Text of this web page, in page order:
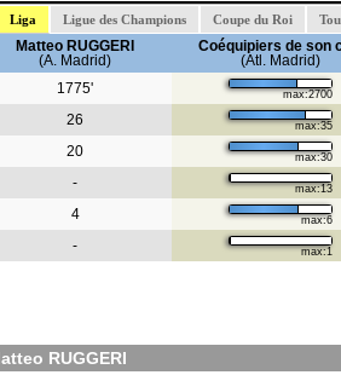
Liga Ligue des Champions Coupe du Roi
Matteo RUGGERI
(A. Madrid)
Coéquipiers de son
(Atl. Madrid)
1775' max:2700
26 max:35
20 max:30
- max:13
4 max:6
- max:1
RUGGERI